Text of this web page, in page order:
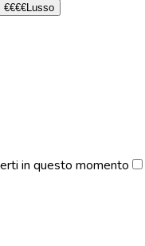
€€€€Lusso
in questo momento